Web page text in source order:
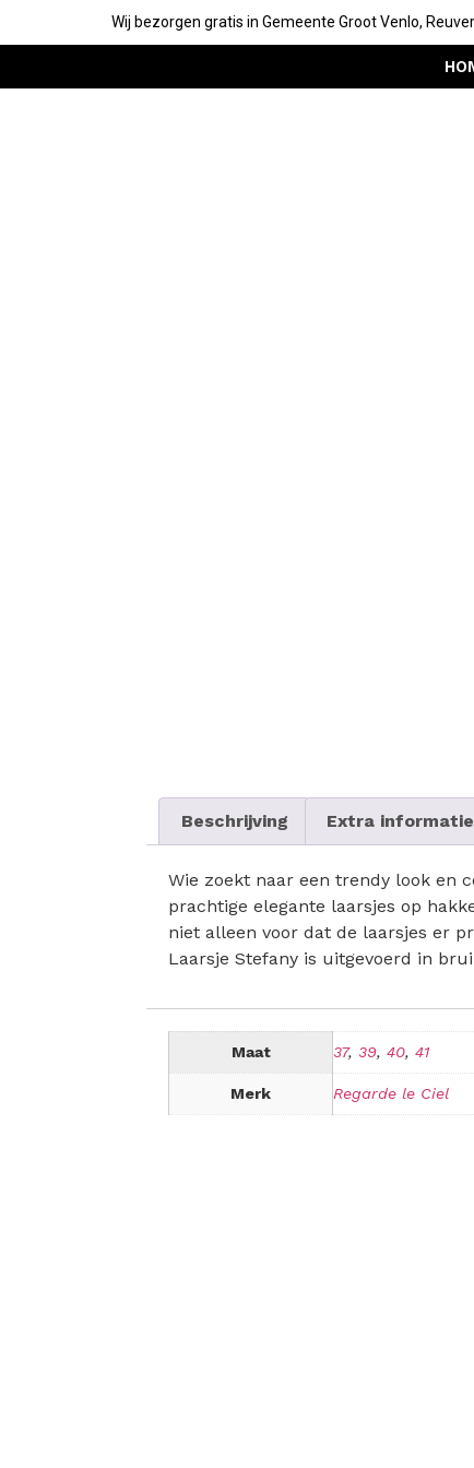
Wij bezorgen gratis in Gemeente Groot Venlo, Reuver
Beschrijving Extra informatie
Wie zoekt naar een trendy look en
prachtige elegante laarsjes op
niet alleen voor dat de laarsjes er
Laarsje Stefany is uitgevoerd in
Maat 37,39,40,41
Merk Regarde le Ciel